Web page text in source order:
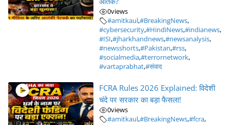
0views
#amitkaul,#BreakingNews,
#cybersecurity,#HindiNews,#indianews,
#ISI,#jharkhandnews,#newsanalysis,
#newsshorts,#Pakistan,#rss,
#socialmedia,#terrornetwork,
#vartaprabhat,#संवाद
FCRA Rules 2026 Explained: विदेशी
चंदे पर सरकार का बड़ा फैसला!
0views
#amitkaul,#BreakingNews,#fcra,